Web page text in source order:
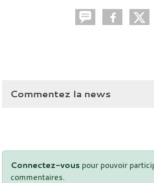
Commentez la news
Connectez-vous pour pouvoir
commentaires.